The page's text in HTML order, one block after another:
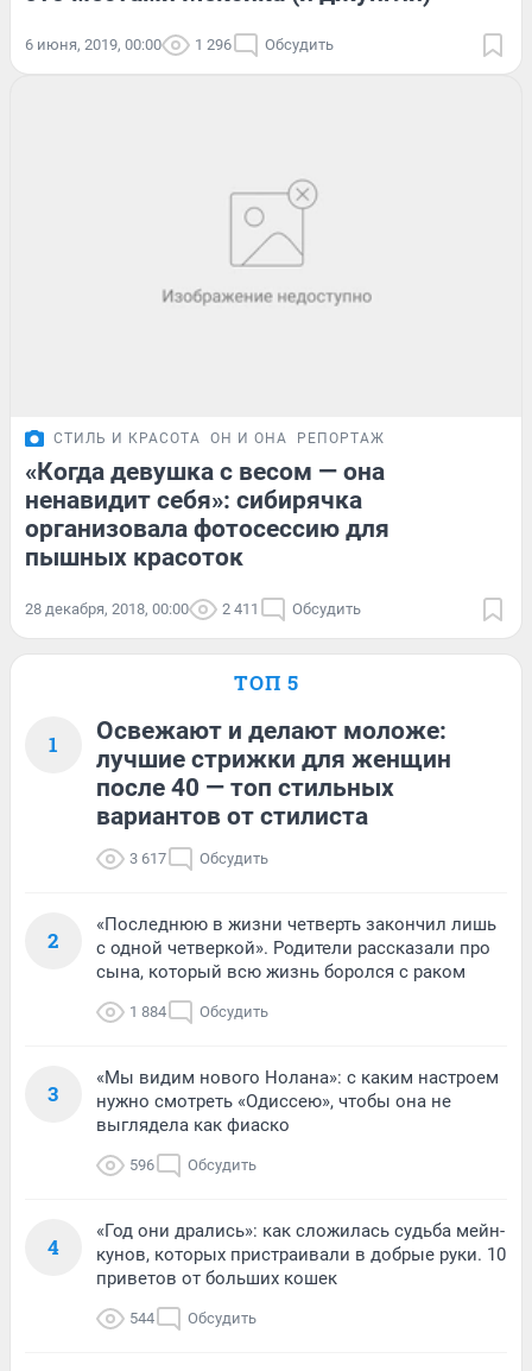
6 июня, 2019, 00:00 1 296 Обсудить
СТИЛЬ И КРАСОТА ОН И ОНА РЕПОРТАЖ
«Когда девушка с весом — она
ненавидит себя»: сибирячка
организовала фотосессию для
пышных красоток
28 декабря, 2018, 00:00 2 411 Обсудить
ТОП 5
1
Освежают и делают моложе:
лучшие стрижки для женщин
после 40 — топ стильных
вариантов от стилиста
3 617 Обсудить
2
«Последнюю в жизни четверть закончил лишь
с одной четверкой». Родители рассказали про
сына, который всю жизнь боролся с раком
1 884 Обсудить
3
«Мы видим нового Нолана»: с каким настроем
нужно смотреть «Одиссею», чтобы она не
выглядела как фиаско
596 Обсудить
4
«Год они дрались»: как сложилась судьба мейн-
кунов, которых пристраивали в добрые руки. 10
приветов от больших кошек
544 Обсудить